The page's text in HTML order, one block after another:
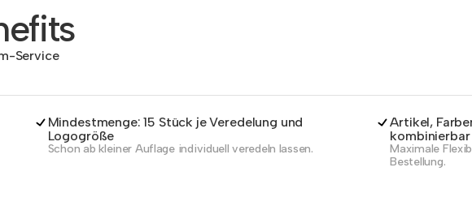
Service
Mindestmenge: 15 Stück je Veredelung und
Logogröße
Schon ab kleiner Auflage individuell veredeln lassen.
Artikel,
kombinierbar
Maximale
Bestellung.